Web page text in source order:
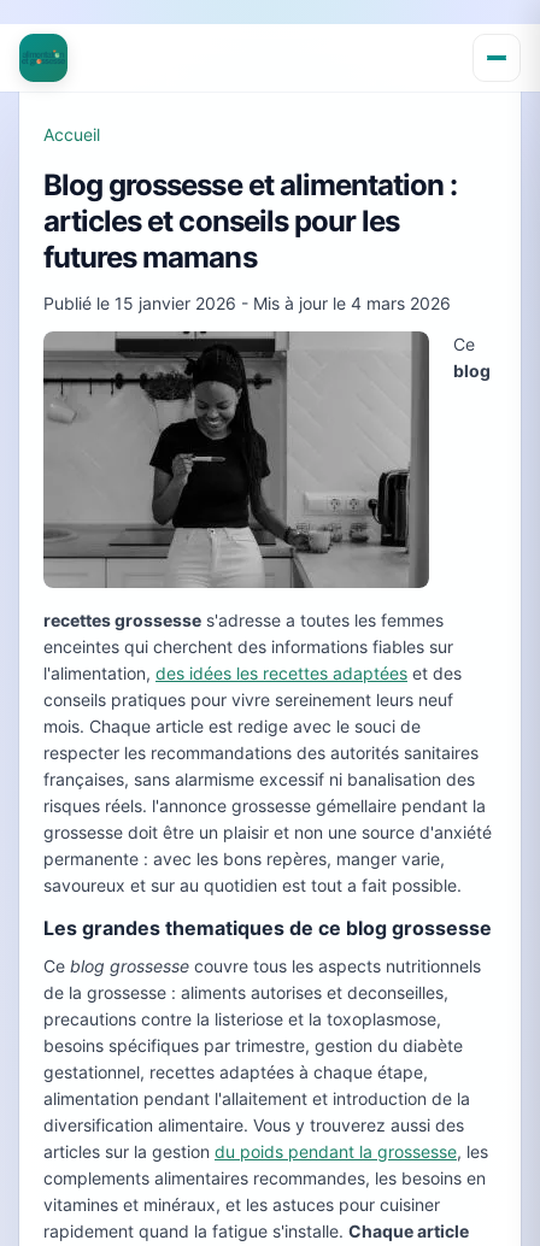
Accueil
Blog grossesse et alimentation :
articles et conseils pour les
futures mamans
Publié le 15 janvier 2026 - Mis à jour le 4 mars 2026
Ce
blog
recettes grossesse s'adresse a toutes les femmes
enceintes qui cherchent des informations fiables sur
l'alimentation, des idées les recettes adaptées et des
conseils pratiques pour vivre sereinement leurs neuf
mois. Chaque article est redige avec le souci de
respecter les recommandations des autorités sanitaires
françaises, sans alarmisme excessif ni banalisation des
risques réels. l'annonce grossesse gémellaire pendant la
grossesse doit être un plaisir et non une source d'anxiété
permanente : avec les bons repères, manger varie,
savoureux et sur au quotidien est tout a fait possible.
Les grandes thematiques de ce blog grossesse
Ce blog grossesse couvre tous les aspects nutritionnels
de la grossesse : aliments autorises et deconseilles,
precautions contre la listeriose et la toxoplasmose,
besoins spécifiques par trimestre, gestion du diabète
gestationnel, recettes adaptées à chaque étape,
alimentation pendant l'allaitement et introduction de la
diversification alimentaire. Vous y trouverez aussi des
articles sur la gestion du poids pendant la grossesse, les
complements alimentaires recommandes, les besoins en
vitamines et minéraux, et les astuces pour cuisiner
rapidement quand la fatigue s'installe. Chaque article